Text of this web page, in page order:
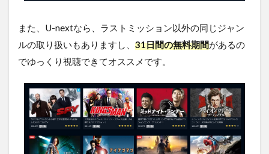
ラ
ス
ト
ミ
シ
ョ
ン
を
無
料
また、U-nextなら、ラストミッション以外の同じジャン
ルの取り扱いもありますし、 31日間の無料期間があるの
でゆっくり視聴できてオススメです。